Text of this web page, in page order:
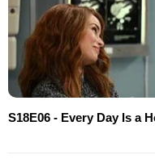
S18E06 - Every Day Is a